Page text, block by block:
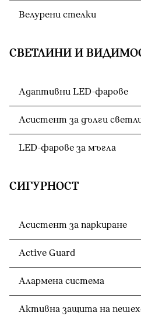
Велурени стелки
СВЕТЛИНИ И
Адаптивни LED-фарове
Асистент за дълги
LED-фарове за мъгла
СИГУРНОСТ
Асистент за паркиране
Active Guard
Алармена система
Активна защита на